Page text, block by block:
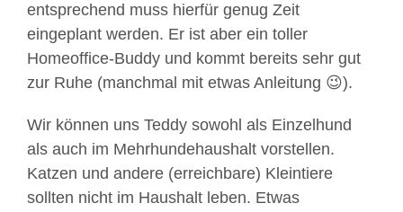
entsprechend muss hierfür genug Zeit
eingeplant werden. Er ist aber ein toller
Homeoffice-Buddy und kommt bereits sehr gut
zur Ruhe (manchmal mit etwas Anleitung 😉).
Wir können uns Teddy sowohl als Einzelhund
als auch im Mehrhundehaushalt vorstellen.
Katzen und andere (erreichbare) Kleintiere
sollten nicht im Haushalt leben. Etwas